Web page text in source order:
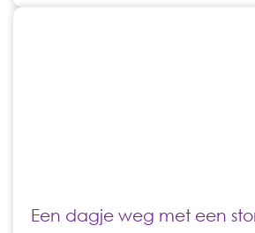
Een dagje weg met een